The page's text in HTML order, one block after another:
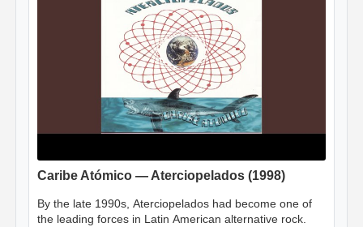
Caribe Atómico — Aterciopelados (1998)
By the late 1990s, Aterciopelados had become one of
the leading forces in Latin American alternative rock.